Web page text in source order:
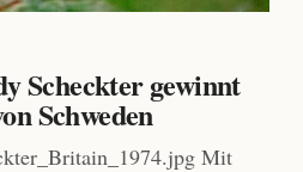
Scheckter gewinnt
Schweden
Mit